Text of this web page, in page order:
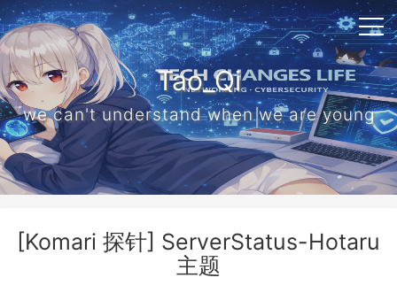
Tao_Qi
we can't understand when we are young
[Komari 探针] ServerStatus-Hotaru
主题